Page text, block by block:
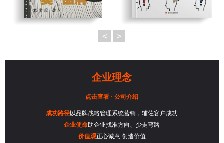
< >
企业理念
点击查看 · 公司介绍
成功路径以品牌战略管理系统营销，辅佐客户成功
企业使命助企业找准方向、少走弯路
价值观正心诚意 创造价值